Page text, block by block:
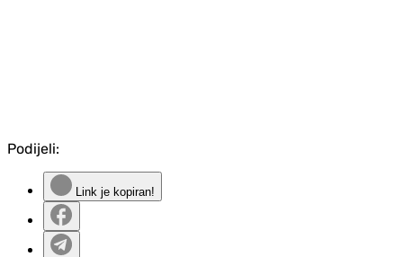
Podijeli:
Link je kopiran!